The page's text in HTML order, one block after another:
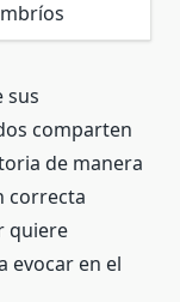
sus
comparten
de manera
correcta
quiere
evocar en el